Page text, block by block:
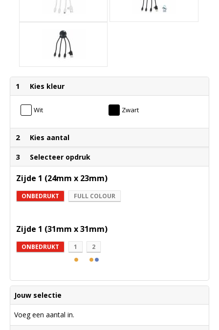
1 Kies kleur
Wit Zwart
2 Kies aantal
3 Selecteer opdruk
Zijde 1 (24mm x 23mm)
ONBEDRUKT FULL COLOUR
Zijde 1 (31mm x 31mm)
ONBEDRUKT 1 2
Jouw selectie
Voeg een aantal in.